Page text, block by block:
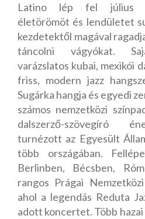
Latino lép fel július
életörömöt és lendületet
kezdetektől magával
táncolni vágyókat.
varázslatos kubai, mexikói
friss, modern jazz
Sugárka hangja és egyedi
számos nemzetközi
dalszerző-szövegíró
turnézott az Egyesült
több országában.
Berlinben, Bécsben,
rangos Prágai
ahol a legendás Reduta
adott koncertet. Több hazai